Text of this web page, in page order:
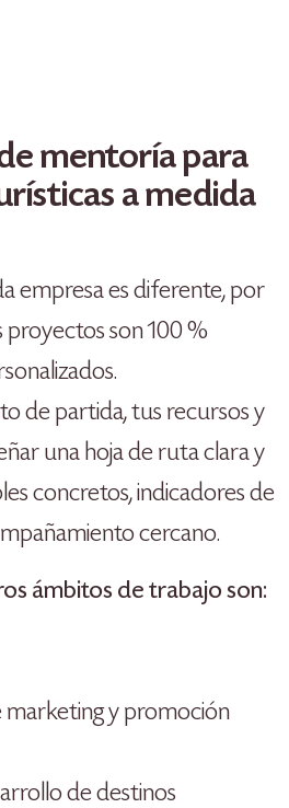
mentoría para
a medida
empresa es diferente, por
proyectos son 100 %
de partida, tus recursos y
una hoja de ruta clara y
concretos, indicadores de
cercano.
ámbitos de trabajo son:
marketing y promoción
de destinos